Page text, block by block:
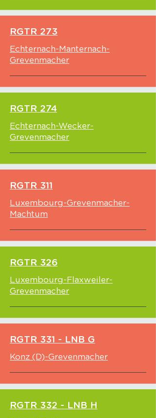
RGTR 273
Echternach-Manternach-
Grevenmacher
RGTR 274
Echternach-Wecker-
Grevenmacher
RGTR 311
Luxembourg-Grevenmacher-
Machtum
RGTR 326
Luxembourg-Flaxweiler-
Grevenmacher
RGTR 331 - LNB G
Konz (D)-Grevenmacher
RGTR 332 - LNB H